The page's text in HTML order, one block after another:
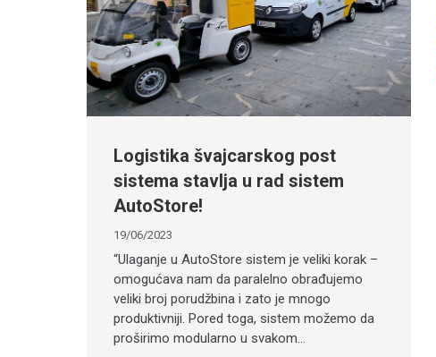
Logistika švajcarskog post
sistema stavlja u rad sistem
AutoStore!
19/06/2023
“Ulaganje u AutoStore sistem je veliki korak –
omogućava nam da paralelno obrađujemo
veliki broj porudžbina i zato je mnogo
produktivniji. Pored toga, sistem možemo da
proširimo modularno u svakom…